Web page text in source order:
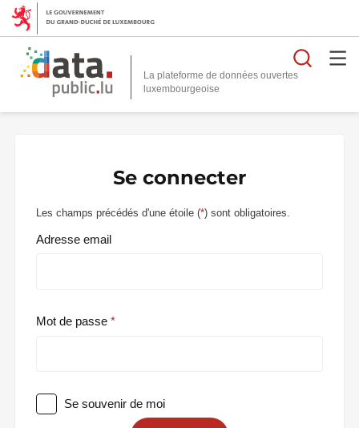
La plateforme de données ouvertes
Se connecter
Les champs précédés d'une étoile (*) sont obligatoires.
Adresse email
Mot de passe
Se souvenir de moi